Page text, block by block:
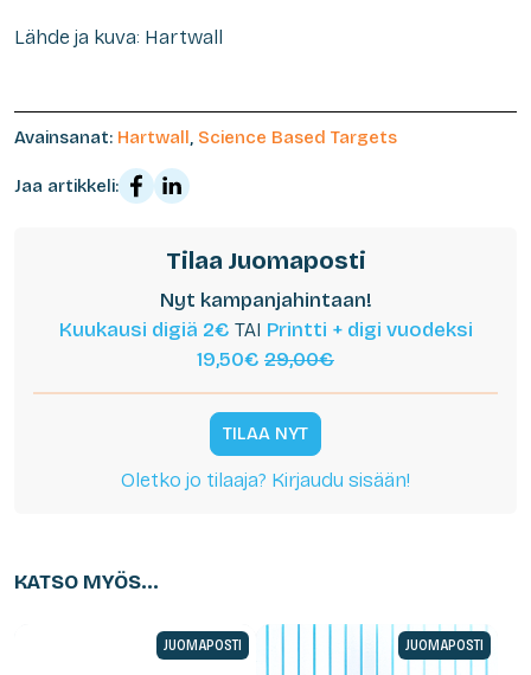
Lähde ja kuva: Hartwall
Avainsanat: Hartwall, Science Based Targets
Jaa artikkeli:
Tilaa Juomaposti
Nyt kampanjahintaan!
Kuukausi digiä 2€ TAI Printti + digi vuodeksi
19,50€ 29,00€
TILAA NYT
Oletko jo tilaaja? Kirjaudu sisään!
KATSO MYÖS...
JUOMAPOSTI JUOMAPOSTI